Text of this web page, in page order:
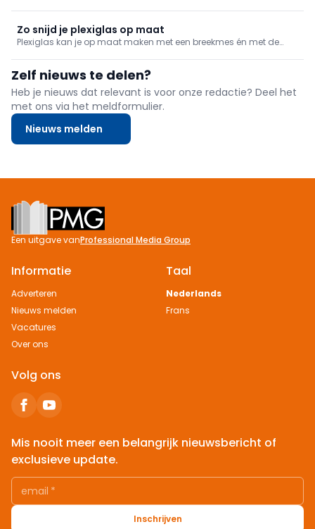
rubberen potje.
Zo snijd je plexiglas op maat
Plexiglas kan je op maat maken met een breekmes én met de
Zelf nieuws te delen?
Heb je nieuws dat relevant is voor onze redactie? Deel het
met ons via het meldformulier.
Nieuws melden
Footer
Een uitgave vanProfessional Media Group
Informatie
Adverteren
Nieuws melden
Vacatures
Over ons
Taal
Nederlands
Frans
Volg ons
Mis nooit meer een belangrijk nieuwsbericht of
exclusieve update.
email *
Inschrijven